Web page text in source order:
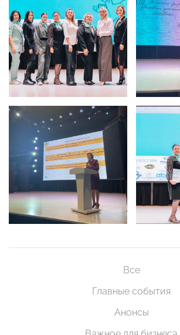
Все
Главные события
Анонсы